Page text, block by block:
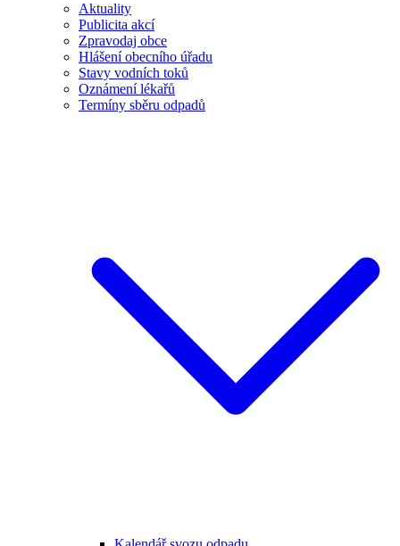
Aktuality
Publicita akcí
Zpravodaj obce
Hlášení obecního úřadu
Stavy vodních toků
Oznámení lékařů
Termíny sběru odpadů